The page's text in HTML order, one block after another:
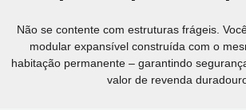
Não se contente com estruturas frágeis.
modular expansível construída com o
habitação permanente – garantindo
valor de revenda